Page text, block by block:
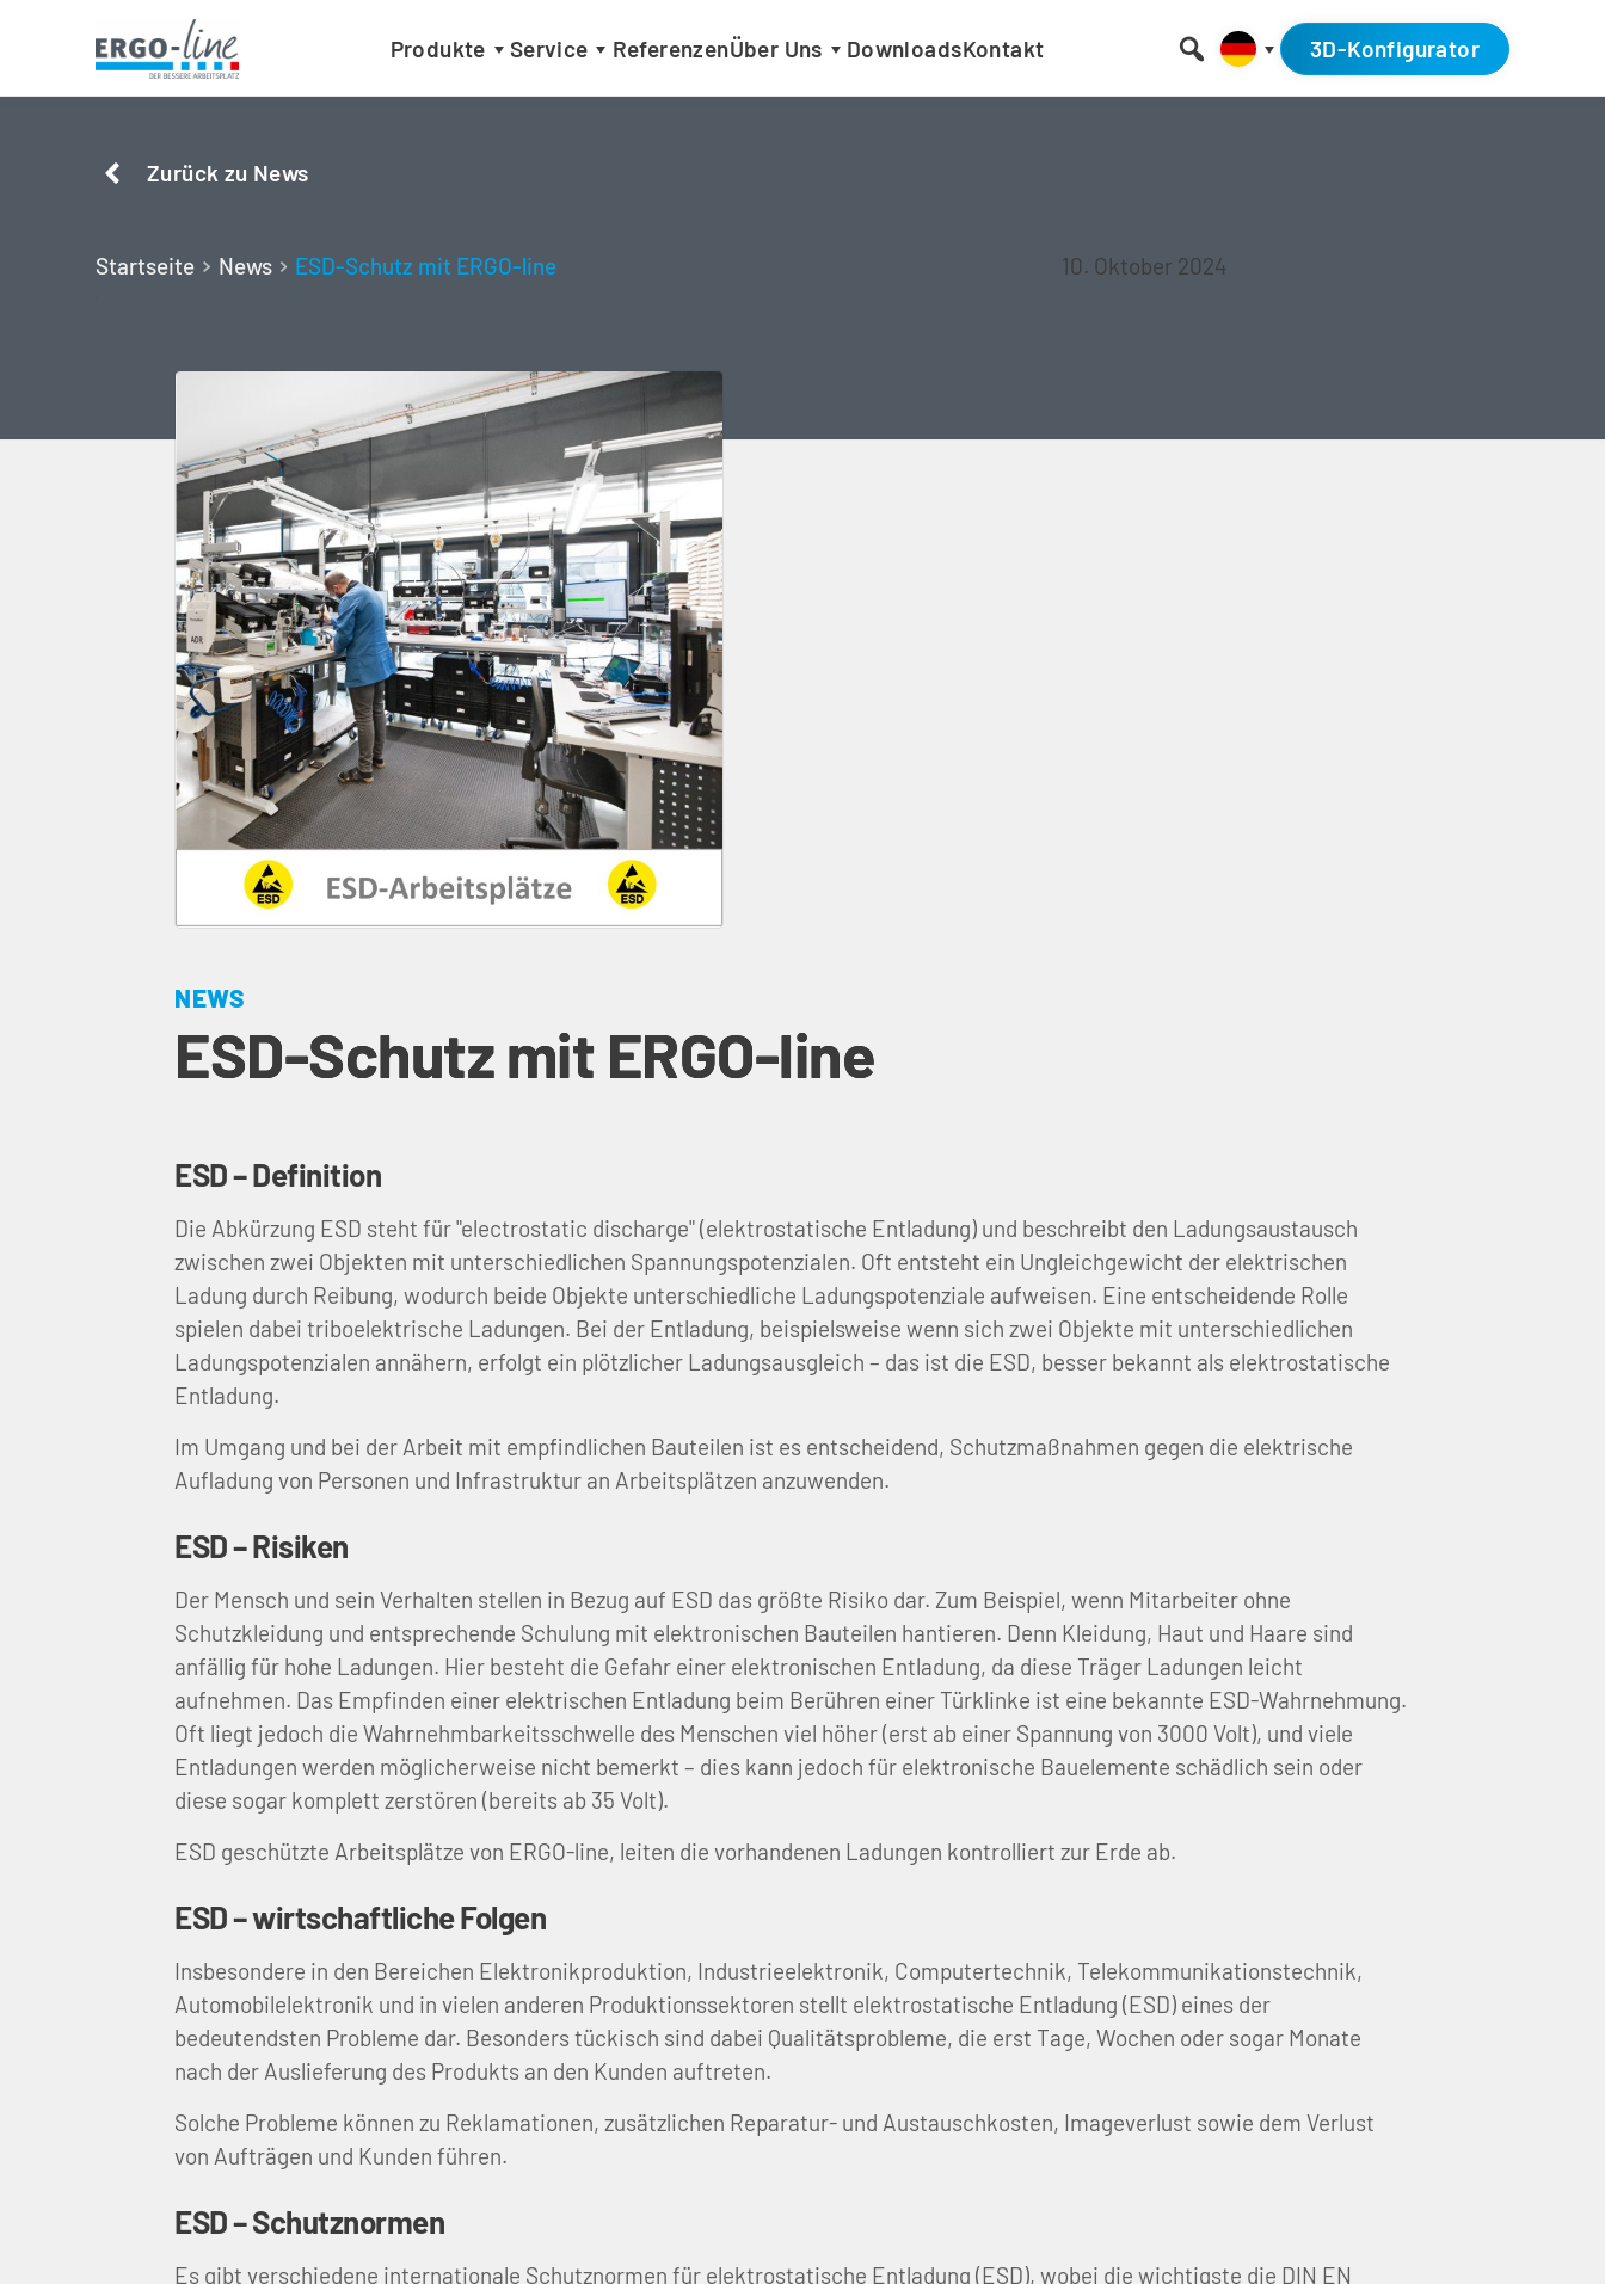
Produkte Service ReferenzenÜber Uns DownloadsKontakt 3D-Konfigurator
Zurück zu News
Startseite News ESD-Schutz mit ERGO-line 10. Oktober 2024
NEWS
ESD-Schutz mit ERGO-line
ESD – Definition
Die Abkürzung ESD steht für "electrostatic discharge" (elektrostatische Entladung) und beschreibt den Ladungsaustausch
zwischen zwei Objekten mit unterschiedlichen Spannungspotenzialen. Oft entsteht ein Ungleichgewicht der elektrischen
Ladung durch Reibung, wodurch beide Objekte unterschiedliche Ladungspotenziale aufweisen. Eine entscheidende Rolle
spielen dabei triboelektrische Ladungen. Bei der Entladung, beispielsweise wenn sich zwei Objekte mit unterschiedlichen
Ladungspotenzialen annähern, erfolgt ein plötzlicher Ladungsausgleich – das ist die ESD, besser bekannt als elektrostatische
Entladung.
Im Umgang und bei der Arbeit mit empfindlichen Bauteilen ist es entscheidend, Schutzmaßnahmen gegen die elektrische
Aufladung von Personen und Infrastruktur an Arbeitsplätzen anzuwenden.
ESD – Risiken
Der Mensch und sein Verhalten stellen in Bezug auf ESD das größte Risiko dar. Zum Beispiel, wenn Mitarbeiter ohne
Schutzkleidung und entsprechende Schulung mit elektronischen Bauteilen hantieren. Denn Kleidung, Haut und Haare sind
anfällig für hohe Ladungen. Hier besteht die Gefahr einer elektronischen Entladung, da diese Träger Ladungen leicht
aufnehmen. Das Empfinden einer elektrischen Entladung beim Berühren einer Türklinke ist eine bekannte ESD-Wahrnehmung.
Oft liegt jedoch die Wahrnehmbarkeitsschwelle des Menschen viel höher (erst ab einer Spannung von 3000 Volt), und viele
Entladungen werden möglicherweise nicht bemerkt – dies kann jedoch für elektronische Bauelemente schädlich sein oder
diese sogar komplett zerstören (bereits ab 35 Volt).
ESD geschützte Arbeitsplätze von ERGO-line, leiten die vorhandenen Ladungen kontrolliert zur Erde ab.
ESD – wirtschaftliche Folgen
Insbesondere in den Bereichen Elektronikproduktion, Industrieelektronik, Computertechnik, Telekommunikationstechnik,
Automobilelektronik und in vielen anderen Produktionssektoren stellt elektrostatische Entladung (ESD) eines der
bedeutendsten Probleme dar. Besonders tückisch sind dabei Qualitätsprobleme, die erst Tage, Wochen oder sogar Monate
nach der Auslieferung des Produkts an den Kunden auftreten.
Solche Probleme können zu Reklamationen, zusätzlichen Reparatur- und Austauschkosten, Imageverlust sowie dem Verlust
von Aufträgen und Kunden führen.
ESD – Schutznormen
Es gibt verschiedene internationale Schutznormen für elektrostatische Entladung (ESD), wobei die wichtigste die DIN EN